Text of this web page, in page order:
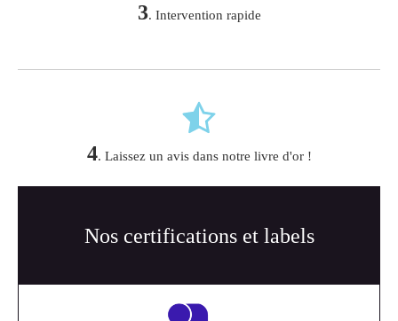
3. Intervention rapide
4. Laissez un avis dans notre livre d'or !
Nos certifications et labels